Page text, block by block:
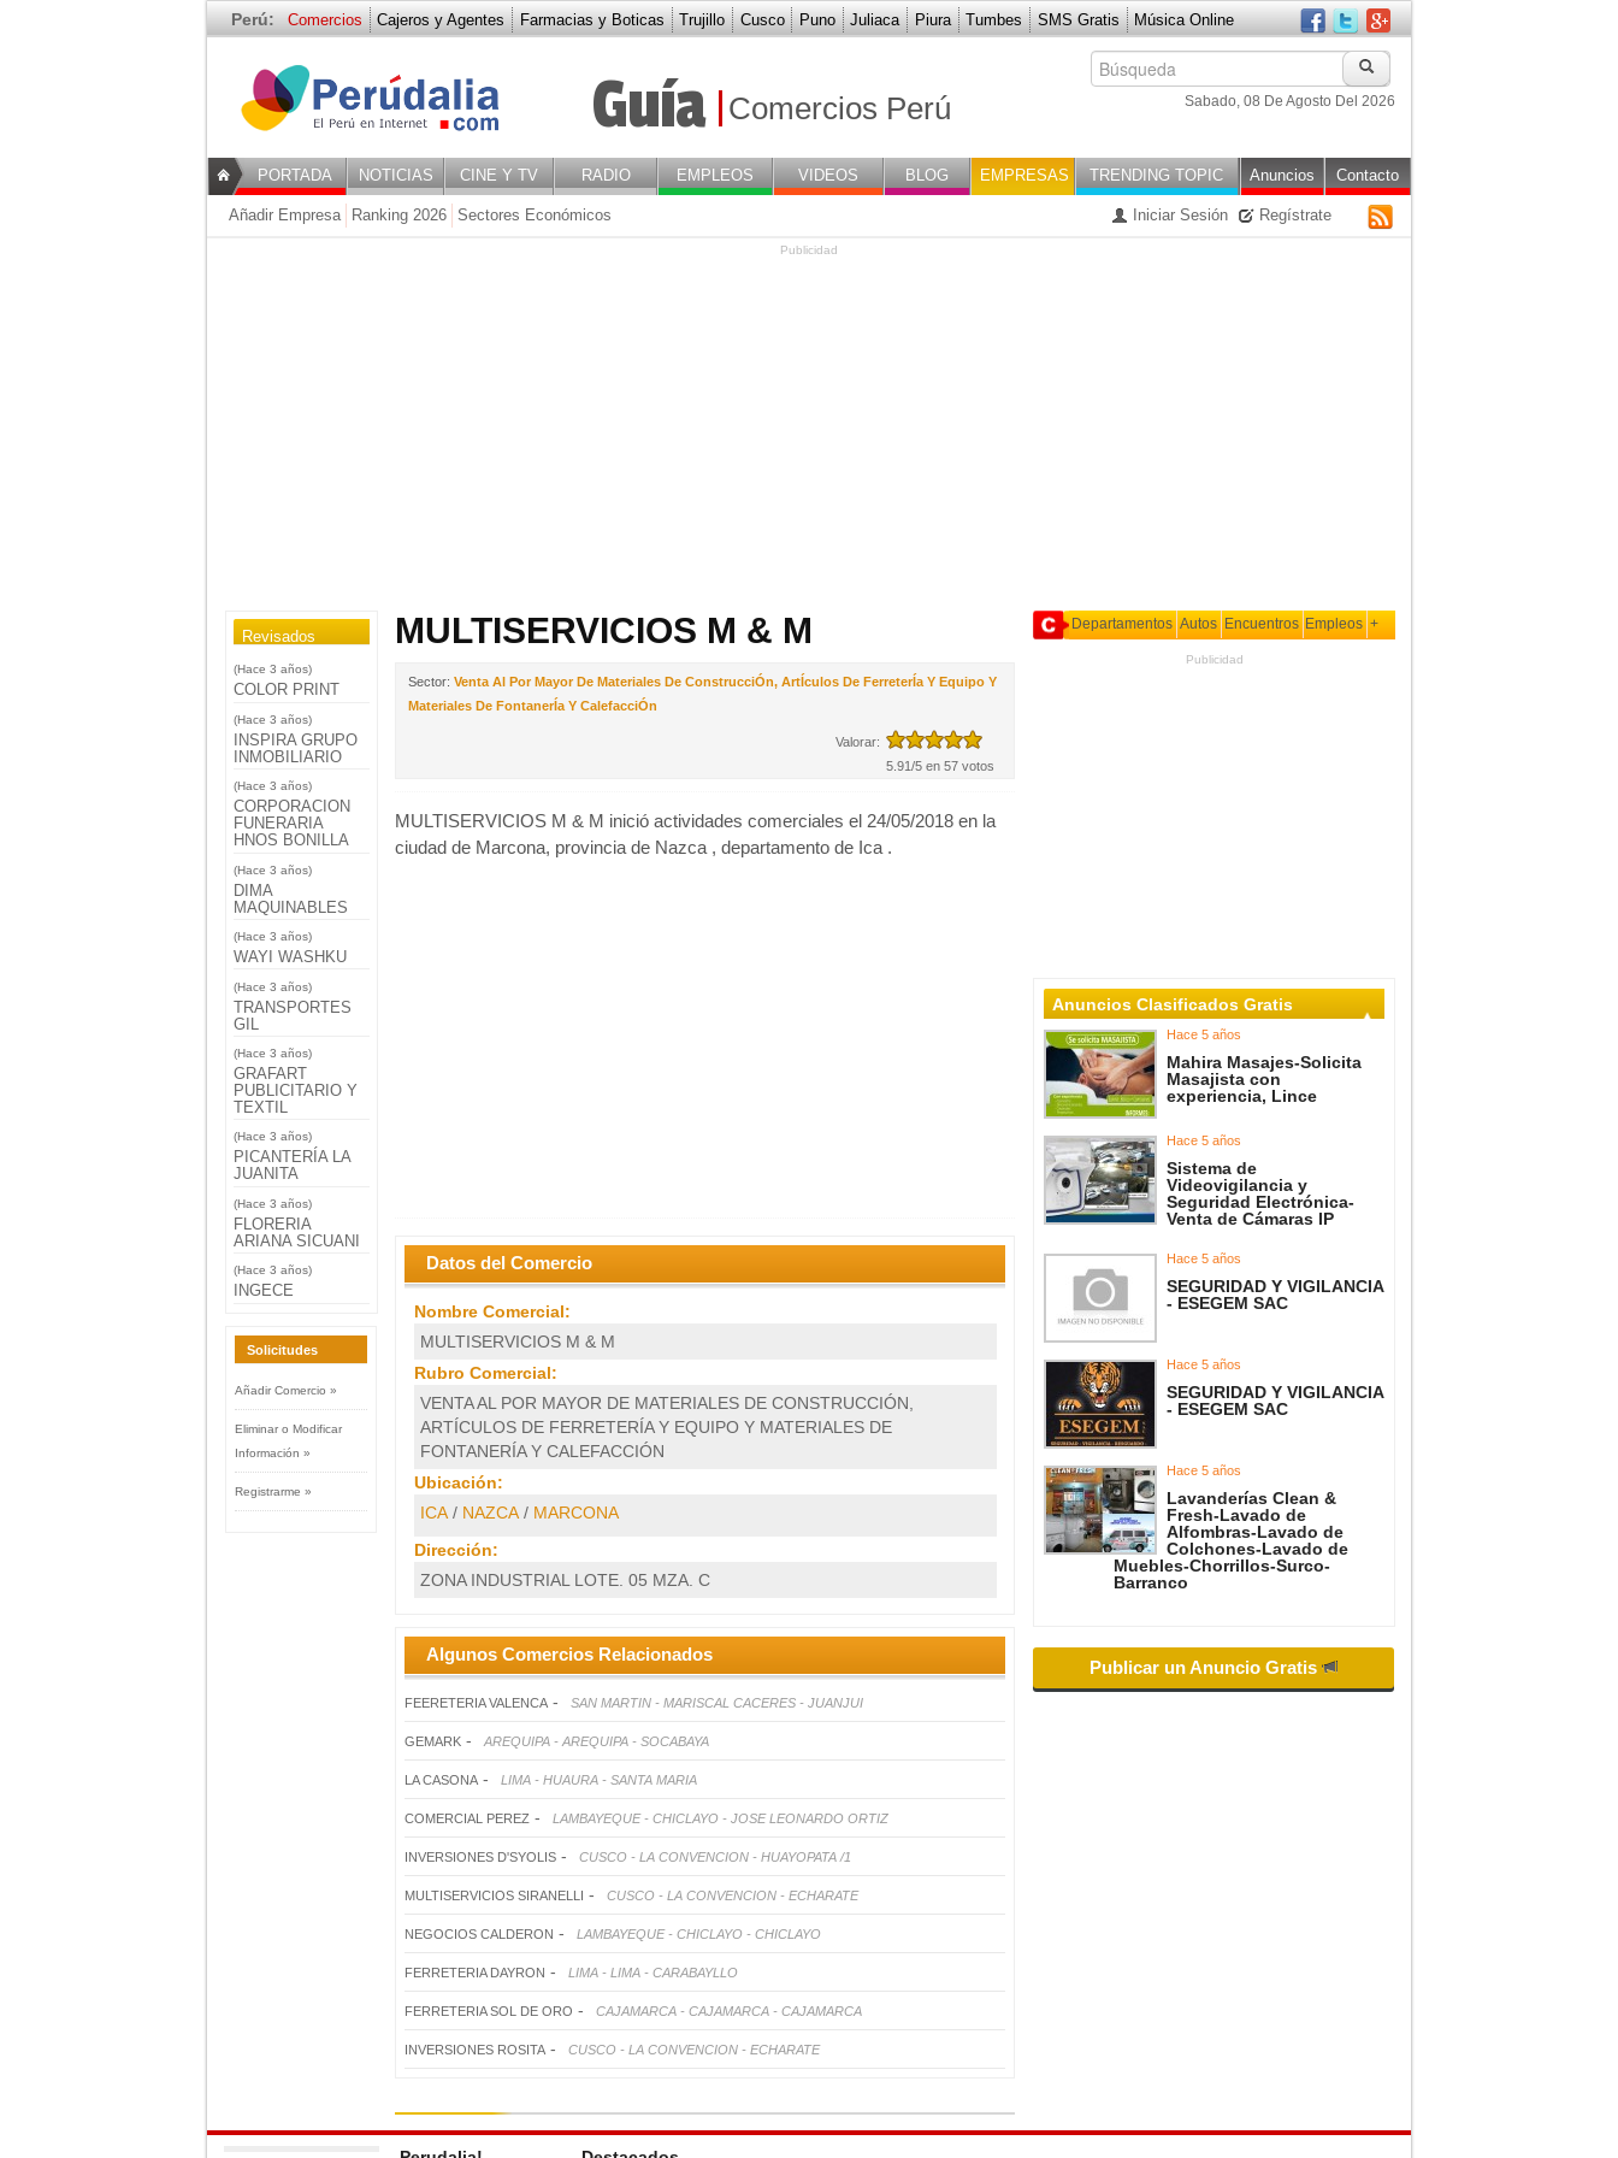
Perú: Comercios Cajeros y Agentes Farmacias y Boticas Trujillo Cusco Puno Juliaca Piura Tumbes SMS Gratis Música Online
- MULTISERVICIOS M & M
Guía Comercios Perú Sabado, 08 De Agosto Del 2026
PORTADA NOTICIAS CINE Y TV RADIO EMPLEOS VIDEOS BLOG EMPRESAS TRENDING TOPIC Contacto
Anuncios
Añadir Empresa Ranking 2026 Sectores Económicos Iniciar Sesión Regístrate
Publicidad
Revisados
(Hace 3 años)
COLOR PRINT
(Hace 3 años)
INSPIRA GRUPO
INMOBILIARIO
(Hace 3 años)
CORPORACION
FUNERARIA
HNOS BONILLA
(Hace 3 años)
DIMA
MAQUINABLES
(Hace 3 años)
WAYI WASHKU
(Hace 3 años)
TRANSPORTES
GIL
(Hace 3 años)
GRAFART
PUBLICITARIO Y
TEXTIL
(Hace 3 años)
PICANTERÍA LA
JUANITA
(Hace 3 años)
FLORERIA
ARIANA SICUANI
(Hace 3 años)
INGECE
Solicitudes
Añadir Comercio »
Eliminar o Modificar
Información »
Registrarme »
MULTISERVICIOS M & M
Sector: Venta Al Por Mayor De Materiales De ConstrucciÓn, ArtÍculos De FerreterÍa Y Equipo Y
Materiales De FontanerÍa Y CalefacciÓn
Valorar:
5.91/5 en 57 votos
MULTISERVICIOS M & M inició actividades comerciales el 24/05/2018 en la
ciudad de Marcona, provincia de Nazca , departamento de Ica .
Datos del Comercio
Nombre Comercial:
MULTISERVICIOS M & M
Rubro Comercial:
VENTA AL POR MAYOR DE MATERIALES DE CONSTRUCCIÓN,
ARTÍCULOS DE FERRETERÍA Y EQUIPO Y MATERIALES DE
FONTANERÍA Y CALEFACCIÓN
Ubicación:
ICA/ NAZCA/ MARCONA
Dirección:
ZONA INDUSTRIAL LOTE. 05 MZA. C
Algunos Comercios Relacionados
FEERETERIA VALENCA - SAN MARTIN - MARISCAL CACERES - JUANJUI
GEMARK - AREQUIPA - AREQUIPA - SOCABAYA
LA CASONA - LIMA - HUAURA - SANTA MARIA
COMERCIAL PEREZ - LAMBAYEQUE - CHICLAYO - JOSE LEONARDO ORTIZ
INVERSIONES D'SYOLIS - CUSCO - LA CONVENCION - HUAYOPATA /1
MULTISERVICIOS SIRANELLI - CUSCO - LA CONVENCION - ECHARATE
NEGOCIOS CALDERON - LAMBAYEQUE - CHICLAYO - CHICLAYO
FERRETERIA DAYRON - LIMA - LIMA - CARABAYLLO
FERRETERIA SOL DE ORO - CAJAMARCA - CAJAMARCA - CAJAMARCA
INVERSIONES ROSITA - CUSCO - LA CONVENCION - ECHARATE
Departamentos Autos Encuentros Empleos +
Publicidad
Anuncios Clasificados Gratis
Hace 5 años
Mahira Masajes-Solicita
Masajista con
experiencia, Lince
Hace 5 años
Sistema de
Videovigilancia y
Seguridad Electrónica-
Venta de Cámaras IP
Hace 5 años
SEGURIDAD Y VIGILANCIA
- ESEGEM SAC
Hace 5 años
SEGURIDAD Y VIGILANCIA
- ESEGEM SAC
Hace 5 años
Lavanderías Clean &
Fresh-Lavado de
Alfombras-Lavado de
Colchones-Lavado de
Muebles-Chorrillos-Surco-
Barranco
Publicar un Anuncio Gratis